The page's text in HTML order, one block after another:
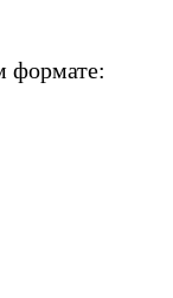
формате: